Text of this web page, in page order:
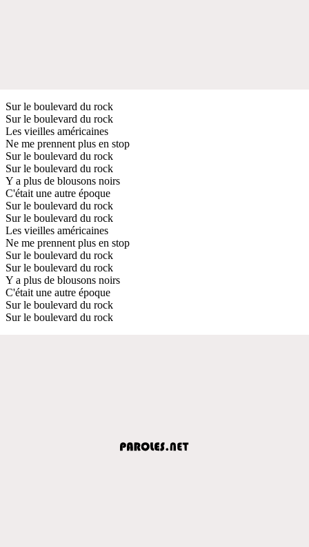
Sur le boulevard du rock
Sur le boulevard du rock
Les vieilles américaines
Ne me prennent plus en stop
Sur le boulevard du rock
Sur le boulevard du rock
Y a plus de blousons noirs
C'était une autre époque
Sur le boulevard du rock
Sur le boulevard du rock
Les vieilles américaines
Ne me prennent plus en stop
Sur le boulevard du rock
Sur le boulevard du rock
Y a plus de blousons noirs
C'était une autre époque
Sur le boulevard du rock
Sur le boulevard du rock